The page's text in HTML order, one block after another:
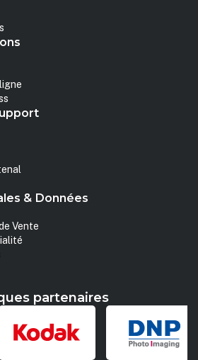
& Données
Vente
partenaires